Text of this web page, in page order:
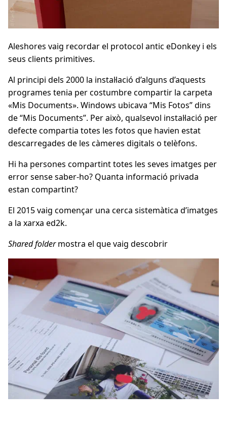
Aleshores vaig recordar el protocol antic eDonkey i els
seus clients primitives.
Al principi dels 2000 la instal·lació d’alguns d’aquests
programes tenia per costumbre compartir la carpeta
«Mis Documents». Windows ubicava “Mis Fotos” dins
de “Mis Documents”. Per això, qualsevol instal·lació per
defecte compartia totes les fotos que havien estat
descarregades de les càmeres digitals o telèfons.
Hi ha persones compartint totes les seves imatges per
error sense saber-ho? Quanta informació privada
estan compartint?
El 2015 vaig començar una cerca sistemàtica d’imatges
a la xarxa ed2k.
Shared foldermostra el que vaig descobrir